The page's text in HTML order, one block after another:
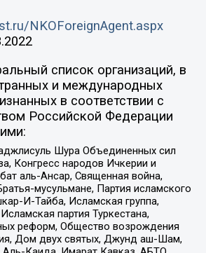
NKOForeignAgent.aspx
список организаций, в
и международных
в соответствии с
Российской Федерации
Шура Объединенных сил
Конгресс народов Ичкерии и
аль-Ансар, Священная война,
мусульмане, Партия исламского
И-Тайба, Исламская группа,
партия Туркестана,
реформ, Общество возрождения
Дом двух святых, Джунд аш-Шам,